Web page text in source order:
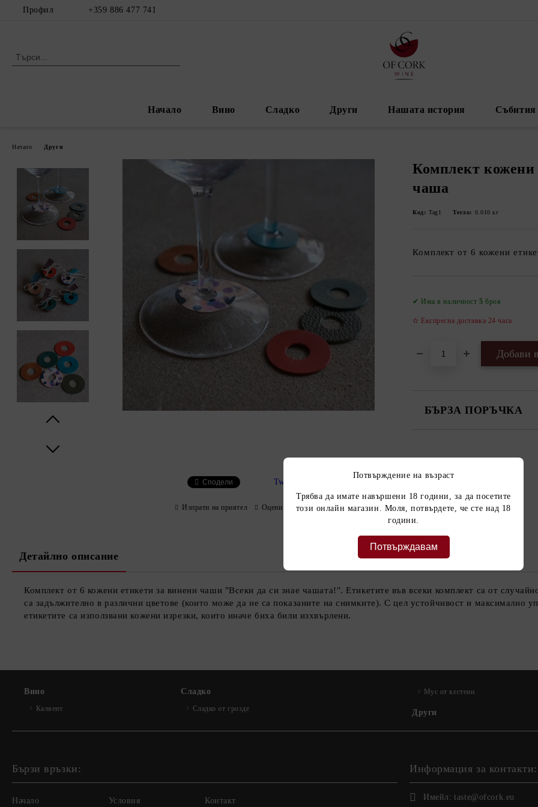
Профил +359 886 477 741
Начало Вино Сладко Други Нашата история Събития
Начало Други
Комплект кожени
чаша
Код: Tag1 Тегло: 0.010 кг
Комплект от 6 кожени
✔ Има в наличност5 броя
✫ Експресна доставка 24 часа
БЪРЗА ПОРЪЧКА
Съгласен съм с
Сподели Tweet
Изпрати на приятел Оцени продукта
Детайлно описание
Комплект от 6 кожени етикети за винени чаши "Всеки да си знае чашата!". Етикетите във всеки комплект са от
са задължително в различни цветове (които може да не са показаните на снимките). С цел устойчивост и максимално
етикетите са използвани кожени изрезки, които иначе биха били изхвърлени.
Потвърждение на възраст
Трябва да имате навършени 18 години, за да посетите
този онлайн магазин. Моля, потвърдете, че сте над 18
години.
Потвърждавам
Вино
Калвент
Сладко
Сладко от грозде
Мус от кестени
Други
Бързи връзки:
Начало Условия Контакт
Информация за контакти:
Имейл: taste@ofcork.eu